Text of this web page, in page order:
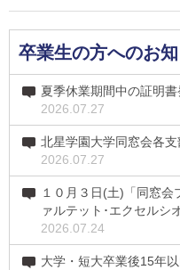
卒業生の方へのお
夏季休業期間中の証明
2026.07.27
北星学園大学同窓会各
2026.07.27
１０月３日(土)「同窓
ァルテット･エクセルシ
2026.07.24
大学・短大卒業後15年